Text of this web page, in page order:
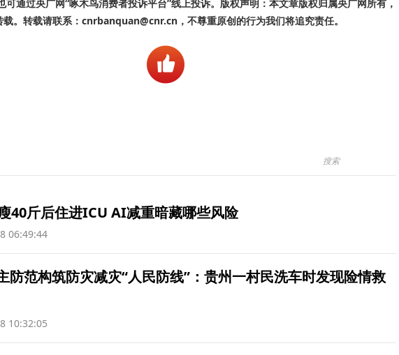
可通过央广网“啄木鸟消费者投诉平台”线上投诉。版权声明：本文章版权归属央广网所有，
载。转载请联系：cnrbanquan@cnr.cn，不尊重原创的行为我们将追究责任。
40斤后住进ICU AI减重暗藏哪些风险
06:49:44
防范构筑防灾减灾“人民防线”：贵州一村民洗车时发现险情救
10:32:05